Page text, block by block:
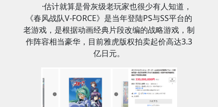
·估计就算是骨灰级老玩家也很少有人知道，
《春风战队V-FORCE》是当年登陆PS与SS平台的
老游戏，是根据动画经典片段改编的战略游戏，制
作阵容相当豪华，目前雅虎版权拍卖起价高达3.3
亿日元。